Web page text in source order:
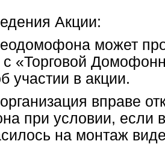
Акции:
может
«Торговой
участии в акции.
вправе
при условии, если
на монтаж